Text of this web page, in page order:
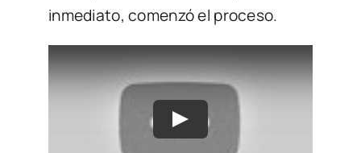
inmediato, comenzó el proceso.